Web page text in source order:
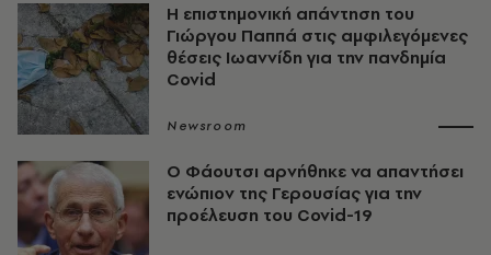
Η επιστημονική απάντηση του
Γιώργου Παππά στις αμφιλεγόμενες
θέσεις Ιωαννίδη για την πανδημία
Covid
Newsroom
Ο Φάουτσι αρνήθηκε να απαντήσει
ενώπιον της Γερουσίας για την
προέλευση του Covid-19